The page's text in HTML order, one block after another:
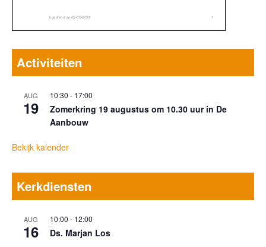
Activiteiten
AUG
19
10:30 - 17:00
Zomerkring 19 augustus om 10.30 uur in De
Aanbouw
Bekijk kalender
Kerkdiensten
AUG
16
10:00 - 12:00
Ds. Marjan Los